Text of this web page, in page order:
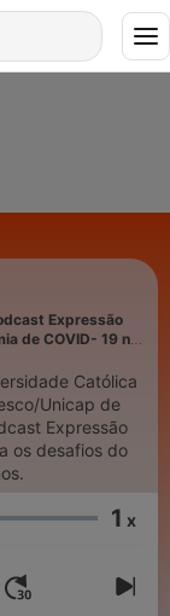
Expressão
de COVID- 19 na
Católica
Unicap de
Expressão
os desafios do
1 x